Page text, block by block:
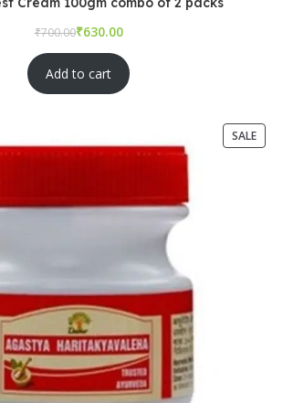
₹
₹
Add to cart
SALE